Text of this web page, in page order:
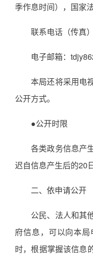
季作息时间），国家
联系电话（传真
电子邮箱：
本局还将采用电
公开方式。
●公开时限
各类政务信息产
迟自信息产生后的20
二、依申请公开
公民、法人和其
府信息，可以向本
时，根据掌握该信息